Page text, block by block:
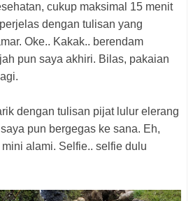
cukup maksimal 15 menit
dengan tulisan yang
Oke.. Kakak.. berendam
pun saya akhiri. Bilas, pakaian
dengan tulisan pijat lulur elerang
pun bergegas ke sana. Eh,
alami. Selfie.. selfie dulu